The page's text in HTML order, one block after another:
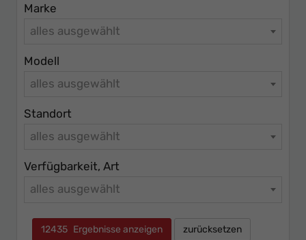
Marke
alles ausgewählt
Modell
alles ausgewählt
Standort
alles ausgewählt
Verfügbarkeit, Art
alles ausgewählt
12435 Ergebnisse anzeigen zurücksetzen